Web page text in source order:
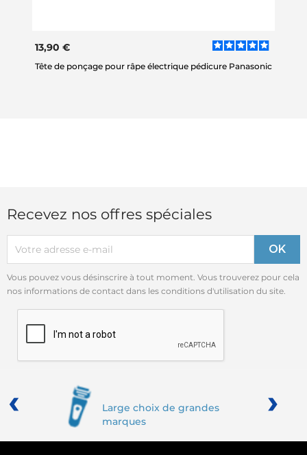
13,90 €
Tête de ponçage pour râpe électrique pédicure Panasonic
Recevez nos offres spéciales
Vous pouvez vous désinscrire à tout moment. Vous trouverez pour cela
nos informations de contact dans les conditions d'utilisation du site.
Large choix de grandes
marques
‹ ›